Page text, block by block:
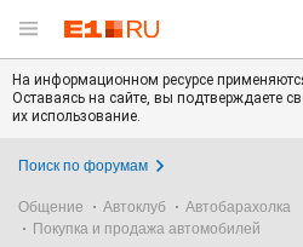
На информационном ресурсе
Оставаясь на сайте, вы подтверждаете
их использование.
Поиск по форумам
Общение Автоклуб
Автобарахолка
Покупка и продажа автомобилей